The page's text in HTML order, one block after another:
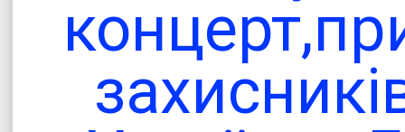
Одеська